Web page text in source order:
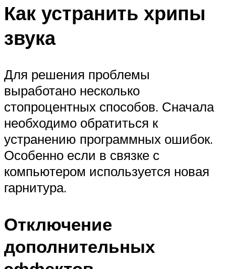
Как устранить хрипы
звука
Для решения проблемы
выработано несколько
стопроцентных способов. Сначала
необходимо обратиться к
устранению программных ошибок.
Особенно если в связке с
компьютером используется новая
гарнитура.
Отключение
дополнительных